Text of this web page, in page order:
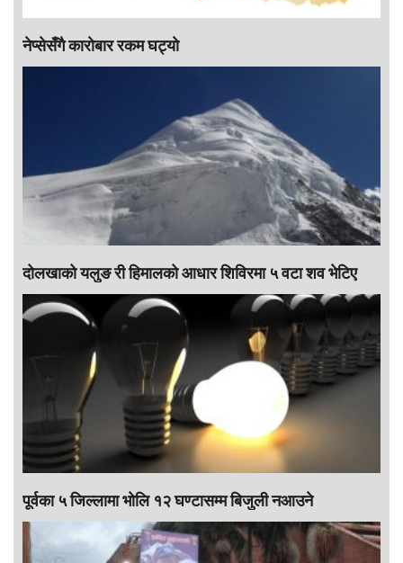
नेप्सेसँगै काराेबार रकम घट्याे
दोलखाको यलुङ री हिमालको आधार शिविरमा ५ वटा शव भेटिए
पूर्वका ५ जिल्लामा भाेलि १२ घण्टासम्म बिजुली नआउने